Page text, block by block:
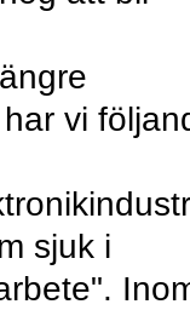
vi
sjuk i